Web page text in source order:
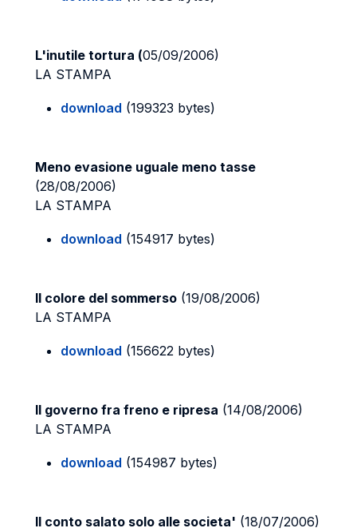
L'inutile tortura (05/09/2006)
LA STAMPA
download (199323 bytes)
Meno evasione uguale meno tasse
(28/08/2006)
LA STAMPA
download (154917 bytes)
Il colore del sommerso (19/08/2006)
LA STAMPA
download (156622 bytes)
Il governo fra freno e ripresa (14/08/2006)
LA STAMPA
download (154987 bytes)
Il conto salato solo alle societa' (18/07/2006)